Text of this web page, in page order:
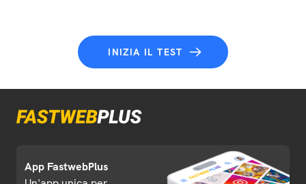
INIZIA IL TEST
App FastwebPlus